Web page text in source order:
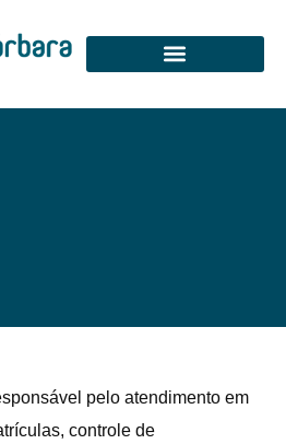
pelo atendimento em
controle de